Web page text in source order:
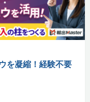
を凝縮！経験不要